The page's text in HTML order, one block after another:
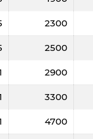
2300
2500
2900
3300
4700